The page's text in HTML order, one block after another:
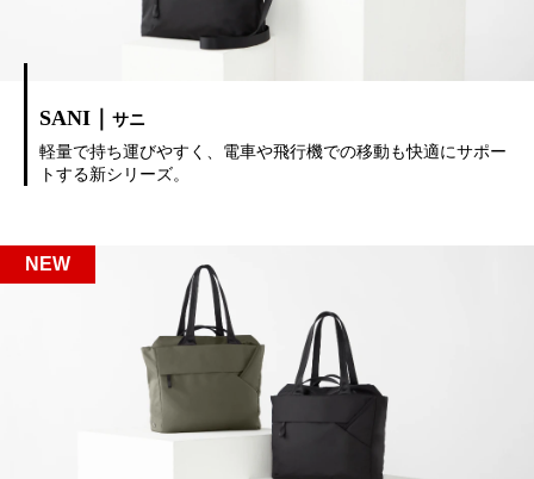
SANI｜
サニ
軽量で持ち運びやすく、電車や飛行機での移動も快適にサポー
トする新シリーズ。